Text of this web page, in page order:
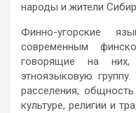
народы и жители
Финно-угорские
современным
говорящие на них,
этноязыковую
расселения,
культуре, религии и